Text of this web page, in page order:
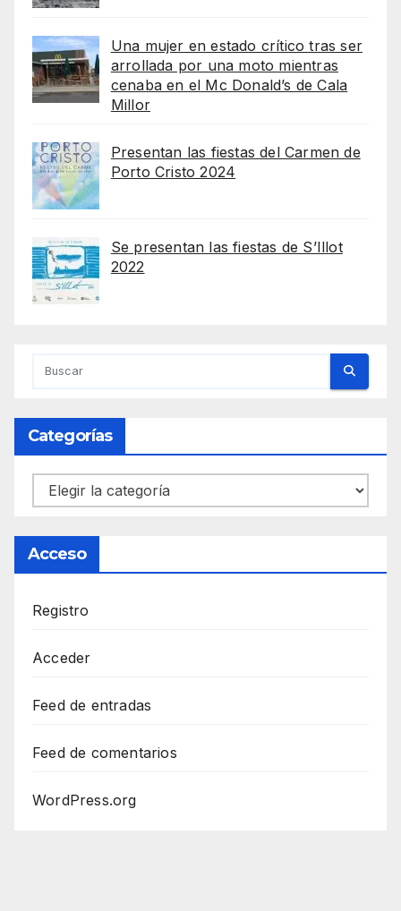
Una mujer en estado crítico tras ser
arrollada por una moto mientras
cenaba en el Mc Donald’s de Cala
Millor
Presentan las fiestas del Carmen de
Porto Cristo 2024
Se presentan las fiestas de S’Illot
2022
Categorías
Categorías
Acceso
Registro
Acceder
Feed de entradas
Feed de comentarios
WordPress.org